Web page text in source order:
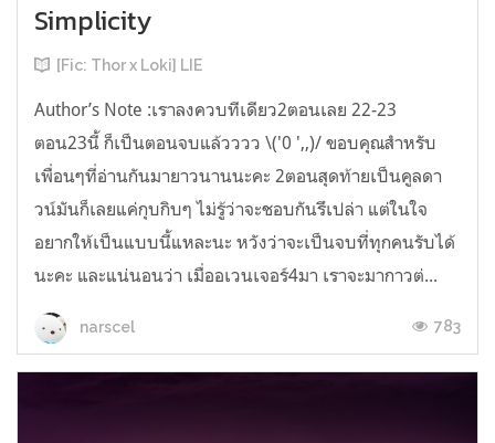
Simplicity
[Fic: Thor x Loki] LIE
Author’s Note :เราลงควบทีเดียว2ตอนเลย 22-23
ตอน23นี้ ก็เป็นตอนจบแล้วววว \('0 ',,)/ ขอบคุณสำหรับ
เพื่อนๆที่อ่านกันมายาวนานนะคะ 2ตอนสุดท้ายเป็นคูลดา
วน์มันก็เลยแค่กุบกิบๆ ไม่รู้ว่าจะชอบกันรึเปล่า แต่ในใจ
อยากให้เป็นแบบนี้แหละนะ หวังว่าจะเป็นจบที่ทุกคนรับได้
นะคะ และแน่นอนว่า เมื่ออเวนเจอร์4มา เราจะมากาวต่...
narscel 783